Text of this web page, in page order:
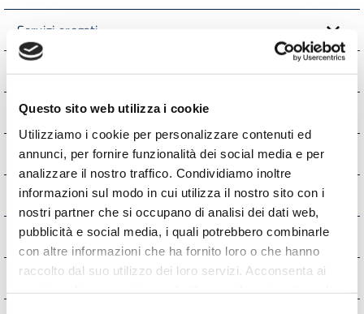
Questo sito web utilizza i cookie
Utilizziamo i cookie per personalizzare contenuti ed
annunci, per fornire funzionalità dei social media e per
analizzare il nostro traffico. Condividiamo inoltre
informazioni sul modo in cui utilizza il nostro sito con i
nostri partner che si occupano di analisi dei dati web,
pubblicità e social media, i quali potrebbero combinarle
con altre informazioni che ha fornito loro o che hanno
raccolto dal suo utilizzo dei loro servizi. Acconsenta ai
Servizi erogati
Pagamenti dell'Amministrazione
Opere pubbliche
Pianificazione e governo del territorio
Informazioni ambientali
Strutture sanitarie private accreditate
Interventi straordinari e di emergenza